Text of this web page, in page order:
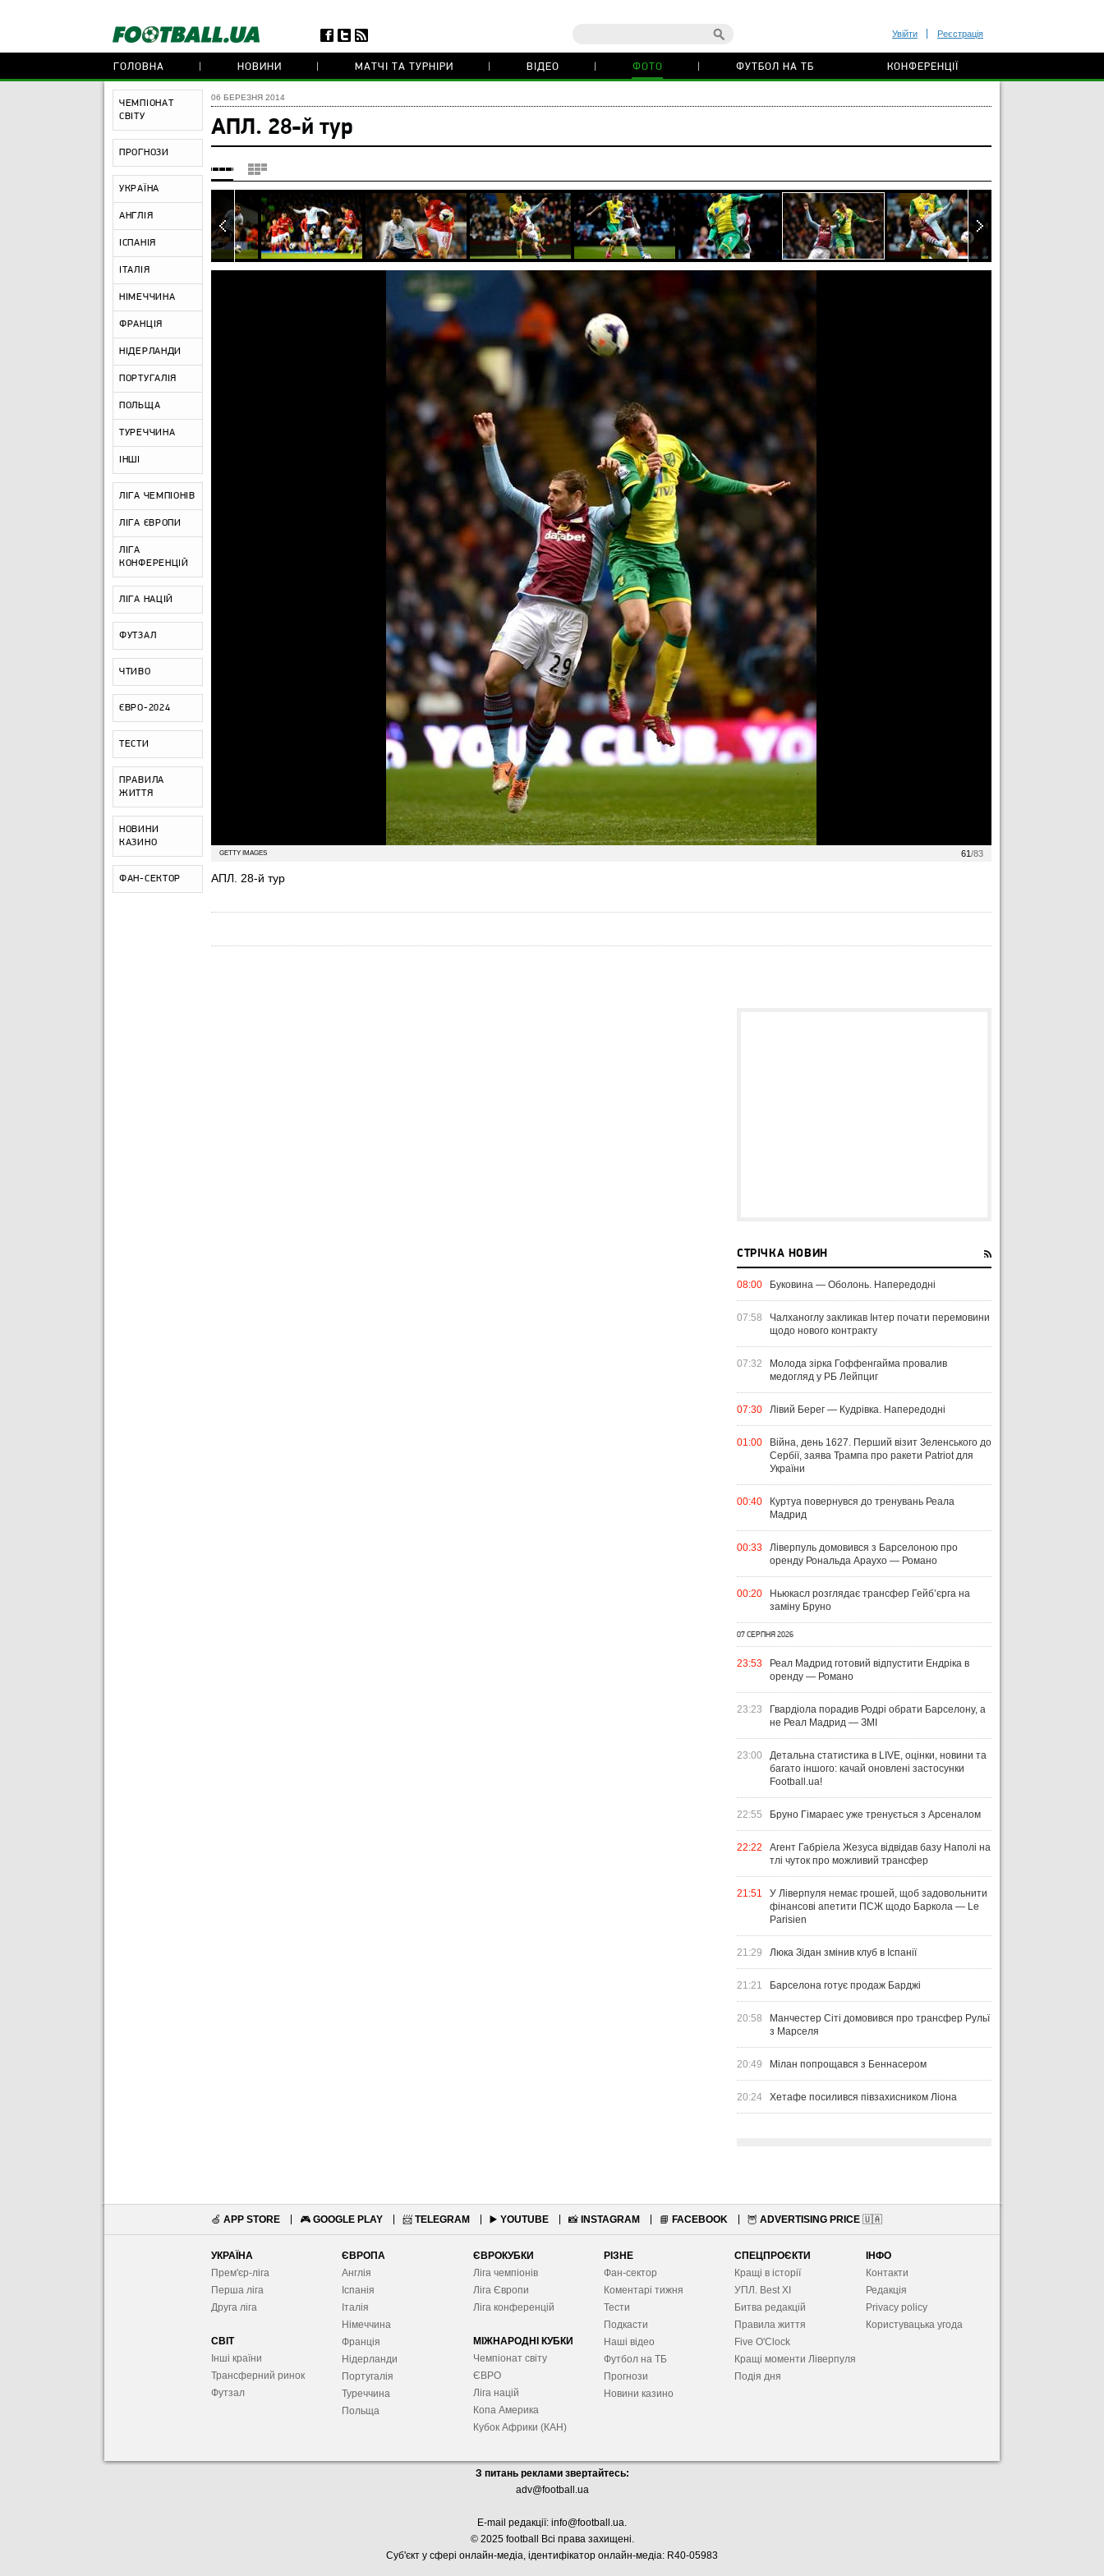
Увійти Реєстрація
ГОЛОВНА НОВИНИ МАТЧІ ТА ТУРНІРИ ВІДЕО ФОТО ФУТБОЛ НА ТБ КОНФЕРЕНЦІЇ
ЧЕМПІОНАТ
СВІТУ
ПРОГНОЗИ
УКРАЇНА
АНГЛІЯ
ІСПАНІЯ
ІТАЛІЯ
НІМЕЧЧИНА
ФРАНЦІЯ
НІДЕРЛАНДИ
ПОРТУГАЛІЯ
ПОЛЬЩА
ТУРЕЧЧИНА
ІНШІ
ЛІГА ЧЕМПІОНІВ
ЛІГА ЄВРОПИ
ЛІГА
КОНФЕРЕНЦІЙ
ЛІГА НАЦІЙ
ФУТЗАЛ
ЧТИВО
ЄВРО-2024
ТЕСТИ
ПРАВИЛА
ЖИТТЯ
НОВИНИ
КАЗИНО
ФАН-СЕКТОР
06 БЕРЕЗНЯ 2014
АПЛ. 28-й тур
61/83
GETTY IMAGES
АПЛ. 28-й тур
СТРІЧКА НОВИН
08:00 Буковина — Оболонь. Напередодні
07:58
Чалханоглу закликав Інтер почати перемовини
щодо нового контракту
07:32
Молода зірка Гоффенгайма провалив
медогляд у РБ Лейпциг
07:30 Лівий Берег — Кудрівка. Напередодні
01:00
Війна, день 1627. Перший візит Зеленського до
Сербії, заява Трампа про ракети Patriot для
України
00:40
Куртуа повернувся до тренувань Реала
Мадрид
00:33
Ліверпуль домовився з Барселоною про
оренду Рональда Араухо — Романо
00:20
Ньюкасл розглядає трансфер Гейб’єрга на
заміну Бруно
07 СЕРПНЯ 2026
23:53
Реал Мадрид готовий відпустити Ендріка в
оренду — Романо
23:23
Гвардіола порадив Родрі обрати Барселону, а
не Реал Мадрид — ЗМІ
23:00
Детальна статистика в LIVE, оцінки, новини та
багато іншого: качай оновлені застосунки
Football.ua!
22:55 Бруно Гімараес уже тренується з Арсеналом
22:22
Агент Габріела Жезуса відвідав базу Наполі на
тлі чуток про можливий трансфер
21:51
У Ліверпуля немає грошей, щоб задовольнити
фінансові апетити ПСЖ щодо Баркола — Le
Parisien
21:29 Люка Зідан змінив клуб в Іспанії
21:21 Барселона готує продаж Барджі
20:58
Манчестер Сіті домовився про трансфер Рульї
з Марселя
20:49 Мілан попрощався з Беннасером
20:24 Хетафе посилився півзахисником Ліона
🍏 APP STORE 🎮 GOOGLE PLAY 📨 TELEGRAM ▶️ YOUTUBE 📸 INSTAGRAM 📘 FACEBOOK 🦉 ADVERTISING PRICE 🇺🇦
УКРАЇНА
Прем'єр-ліга
Перша ліга
Друга ліга
СВІТ
Інші країни
Трансферний ринок
Футзал
ЄВРОПА
Англія
Іспанія
Італія
Німеччина
Франція
Нідерланди
Португалія
Туреччина
Польща
ЄВРОКУБКИ
Ліга чемпіонів
Ліга Європи
Ліга конференцій
МІЖНАРОДНІ КУБКИ
Чемпіонат світу
ЄВРО
Ліга націй
Копа Америка
Кубок Африки (КАН)
РІЗНЕ
Фан-сектор
Коментарі тижня
Тести
Подкасти
Наші відео
Футбол на ТБ
Прогнози
Новини казино
СПЕЦПРОЄКТИ
Кращі в історії
УПЛ. Best XІ
Битва редакцій
Правила життя
Five O'Clock
Кращі моменти Ліверпуля
Подія дня
ІНФО
Контакти
Редакція
Privacy policy
Користувацька угода
З питань реклами звертайтесь:
adv@football.ua
E-mail редакції: info@football.ua.
© 2025 football Всі права захищені.
Суб'єкт у сфері онлайн-медіа, ідентифікатор онлайн-медіа: R40-05983